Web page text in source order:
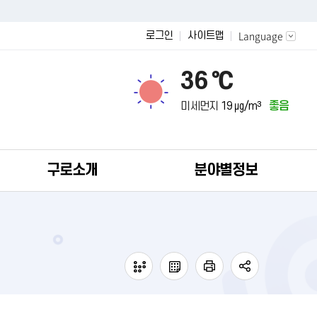
로그인 사이트맵 Language
36 ℃
미세먼지 19 ㎍/m³ 좋음
구로소개 분야별정보